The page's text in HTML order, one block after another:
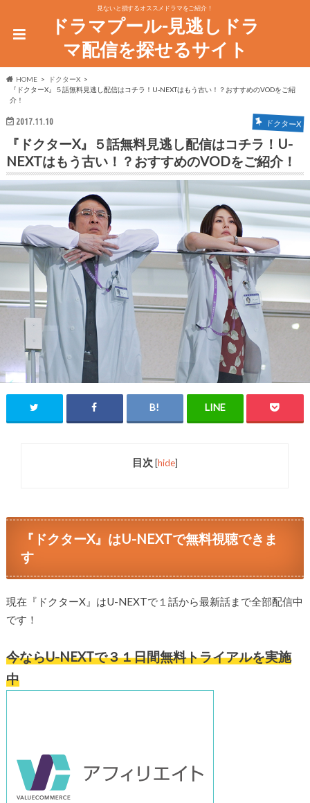
見ないと損するオススメドラマをご紹介！
ドラマプール-見逃しドラ
マ配信を探せるサイト
HOME
ドクターX
『ドクターX』５話無料見逃し配信はコチラ！U-NEXTはもう古い！？おすすめのVODをご紹
介！
2017.11.10 ドクターX
『ドクターX』５話無料見逃し配信はコチラ！U-
NEXTはもう古い！？おすすめのVODをご紹介！
目次 [hide]
『ドクターX』はU-NEXTで無料視聴できま
す
現在『ドクターX』はU-NEXTで１話から最新話まで全部配信中
です！
今ならU-NEXTで３１日間無料トライアルを実施
中